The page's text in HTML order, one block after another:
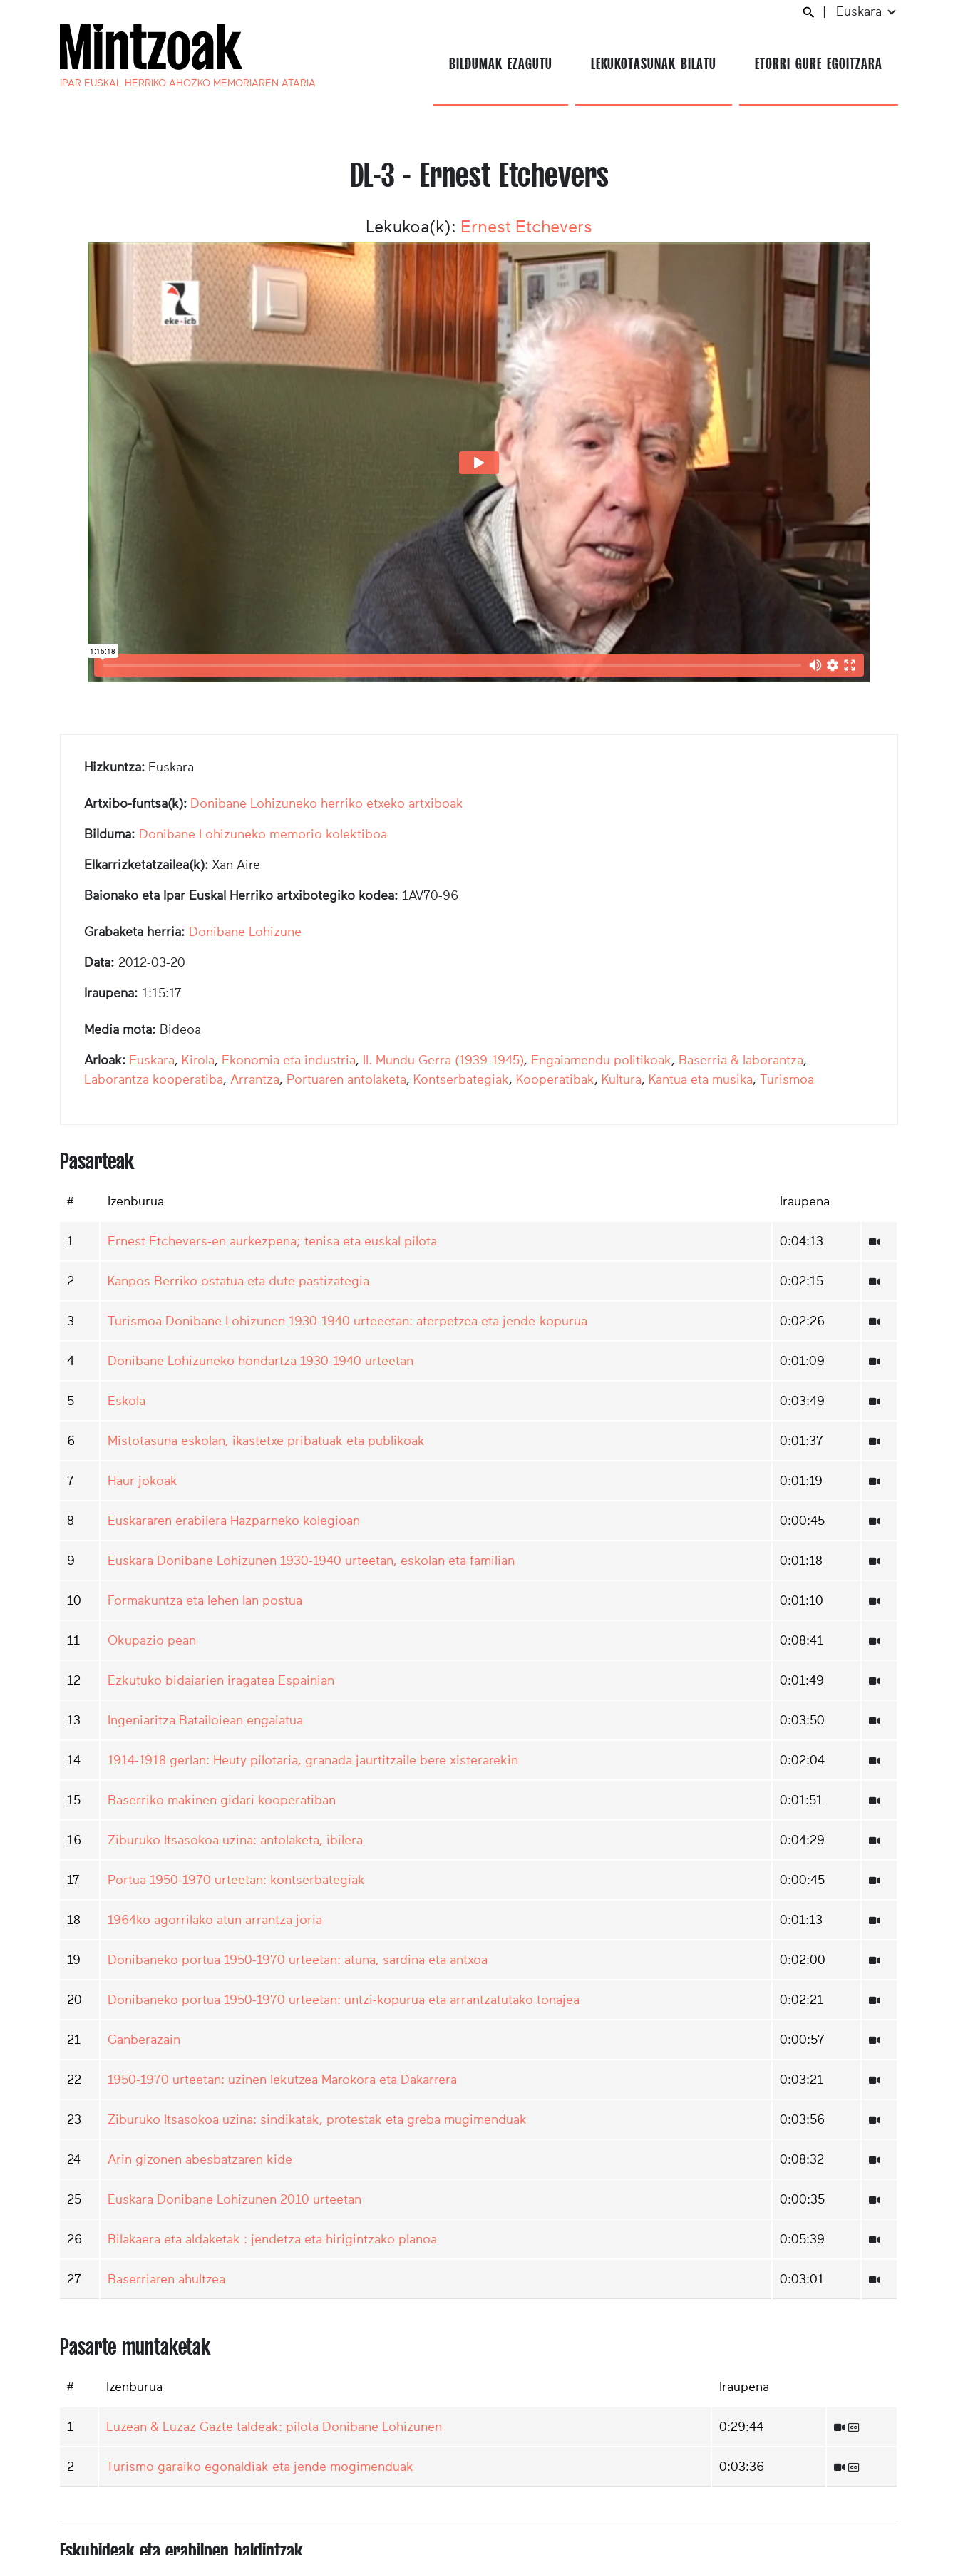
IPAR EUSKAL HERRIKO AHOZKO MEMORIAREN ATARIA
Euskara
BILDUMAK EZAGUTU LEKUKOTASUNAK BILATU ETORRI GURE EGOITZARA
DL-3 - Ernest Etchevers
Lekukoa(k): Ernest Etchevers
Hizkuntza: Euskara
Artxibo-funtsa(k): Donibane Lohizuneko herriko etxeko artxiboak
Bilduma: Donibane Lohizuneko memorio kolektiboa
Elkarrizketatzailea(k): Xan Aire
Baionako eta Ipar Euskal Herriko artxibotegiko kodea: 1AV70-96
Grabaketa herria: Donibane Lohizune
Data: 2012-03-20
Iraupena: 1:15:17
Media mota: Bideoa
Arloak: Euskara, Kirola, Ekonomia eta industria, II. Mundu Gerra (1939-1945), Engaiamendu politikoak, Baserria & laborantza,
Laborantza kooperatiba, Arrantza, Portuaren antolaketa, Kontserbategiak, Kooperatibak, Kultura, Kantua eta musika, Turismoa
Pasarteak
# Izenburua Iraupena
1 Ernest Etchevers-en aurkezpena; tenisa eta euskal pilota 0:04:13
2 Kanpos Berriko ostatua eta dute pastizategia 0:02:15
3 Turismoa Donibane Lohizunen 1930-1940 urteeetan: aterpetzea eta jende-kopurua 0:02:26
4 Donibane Lohizuneko hondartza 1930-1940 urteetan 0:01:09
5 Eskola 0:03:49
6 Mistotasuna eskolan, ikastetxe pribatuak eta publikoak 0:01:37
7 Haur jokoak 0:01:19
8 Euskararen erabilera Hazparneko kolegioan 0:00:45
9 Euskara Donibane Lohizunen 1930-1940 urteetan, eskolan eta familian 0:01:18
10 Formakuntza eta lehen lan postua 0:01:10
11 Okupazio pean 0:08:41
12 Ezkutuko bidaiarien iragatea Espainian 0:01:49
13 Ingeniaritza Batailoiean engaiatua 0:03:50
14 1914-1918 gerlan: Heuty pilotaria, granada jaurtitzaile bere xisterarekin 0:02:04
15 Baserriko makinen gidari kooperatiban 0:01:51
16 Ziburuko Itsasokoa uzina: antolaketa, ibilera 0:04:29
17 Portua 1950-1970 urteetan: kontserbategiak 0:00:45
18 1964ko agorrilako atun arrantza joria 0:01:13
19 Donibaneko portua 1950-1970 urteetan: atuna, sardina eta antxoa 0:02:00
20 Donibaneko portua 1950-1970 urteetan: untzi-kopurua eta arrantzatutako tonajea 0:02:21
21 Ganberazain 0:00:57
22 1950-1970 urteetan: uzinen lekutzea Marokora eta Dakarrera 0:03:21
23 Ziburuko Itsasokoa uzina: sindikatak, protestak eta greba mugimenduak 0:03:56
24 Arin gizonen abesbatzaren kide 0:08:32
25 Euskara Donibane Lohizunen 2010 urteetan 0:00:35
26 Bilakaera eta aldaketak : jendetza eta hirigintzako planoa 0:05:39
27 Baserriaren ahultzea 0:03:01
Pasarte muntaketak
# Izenburua Iraupena
1 Luzean & Luzaz Gazte taldeak: pilota Donibane Lohizunen 0:29:44
2 Turismo garaiko egonaldiak eta jende mogimenduak 0:03:36